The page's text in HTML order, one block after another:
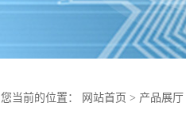
您当前的位置： 网站首页 > 产品展厅